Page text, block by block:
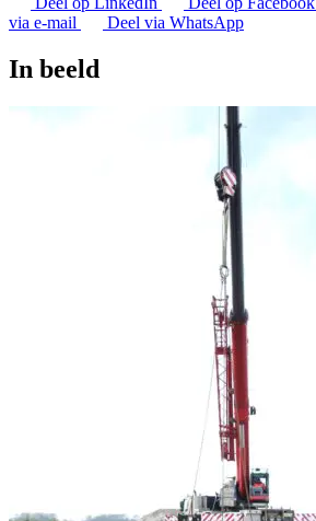
via e-mail
Deel via WhatsApp
In beeld